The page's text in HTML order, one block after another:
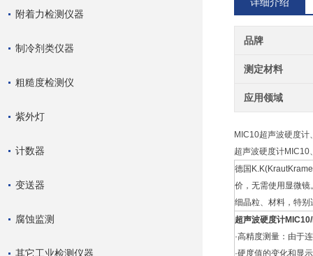
附着力检测仪器
制冷剂类仪器
粗糙度检测仪
紫外灯
计数器
变送器
腐蚀监测
其它工业检测仪器
品牌
测定材料
应用领域
MIC10超声波硬度计
超声波硬度计
德国
价，无需使用显微
细晶粒、材料，特
超声波硬度计
·高精度测量：由于
·硬度值的变化和显